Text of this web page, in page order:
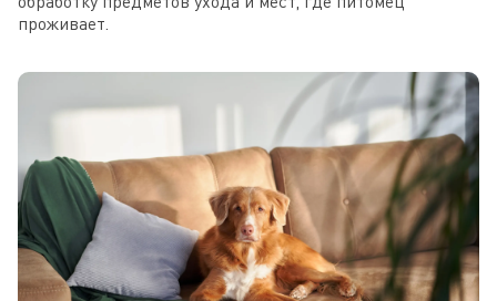
проживает.